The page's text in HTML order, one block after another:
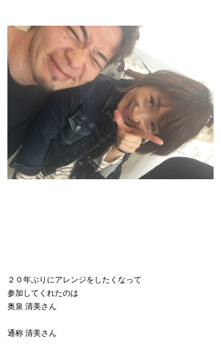
２０年ぶりにアレンジをしたくなって
参加してくれたのは
奥泉 清美さん
通称 清美さん